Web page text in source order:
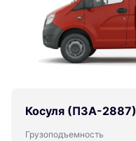
Косуля (ПЗА-2887)
Грузоподъемность